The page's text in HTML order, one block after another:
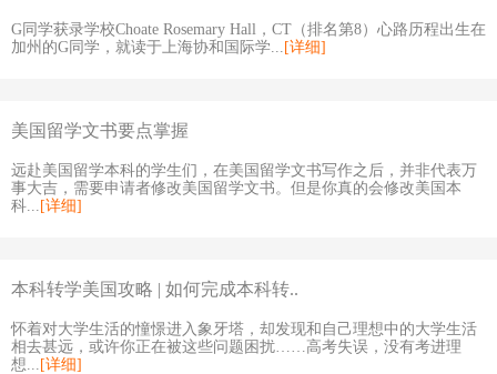
G同学获录学校Choate Rosemary Hall，CT（排名第8）心路历程出生在
加州的G同学，就读于上海协和国际学... [详细]
美国留学文书要点掌握
远赴美国留学本科的学生们，在美国留学文书写作之后，并非代表万
事大吉，需要申请者修改美国留学文书。但是你真的会修改美国本
科... [详细]
本科转学美国攻略 | 如何完成本科转..
怀着对大学生活的憧憬进入象牙塔，却发现和自己理想中的大学生活
相去甚远，或许你正在被这些问题困扰……高考失误，没有考进理
想... [详细]